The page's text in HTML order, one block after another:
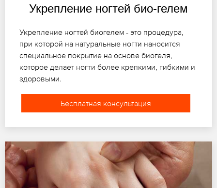
Укрепление ногтей био-гелем
Укрепление ногтей биогелем - это процедура,
при которой на натуральные ногти наносится
специальное покрытие на основе биогеля,
которое делает ногти более крепкими, гибкими и
здоровыми.
Бесплатная консультация